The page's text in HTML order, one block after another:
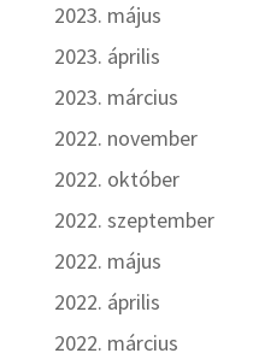
2023. május
2023. április
2023. március
2022. november
2022. október
2022. szeptember
2022. május
2022. április
2022. március